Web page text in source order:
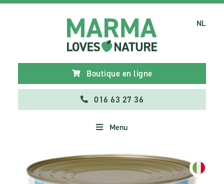
Boutique en ligne
016 63 27 36
Menu
NL